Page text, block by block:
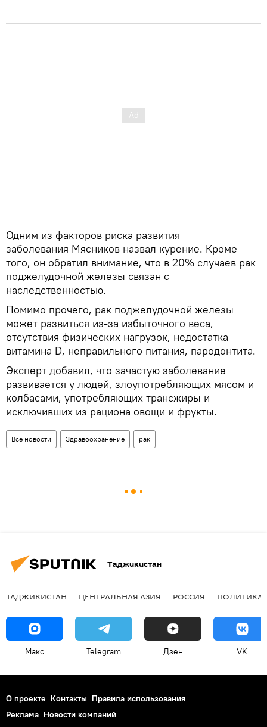
Одним из факторов риска развития
заболевания Мясников назвал курение. Кроме
того, он обратил внимание, что в 20% случаев рак
поджелудочной железы связан с
наследственностью.
Помимо прочего, рак поджелудочной железы
может развиться из-за избыточного веса,
отсутствия физических нагрузок, недостатка
витамина D, неправильного питания, пародонтита.
Эксперт добавил, что зачастую заболевание
развивается у людей, злоупотребляющих мясом и
колбасами, употребляющих трансжиры и
исключивших из рациона овощи и фрукты.
Все новости Здравоохранение рак
Таджикистан
ТАДЖИКИСТАН ЦЕНТРАЛЬНАЯ АЗИЯ РОССИЯ ПОЛИТИКА
Макс Telegram Дзен VK
О проекте Контакты Правила использования
Реклама Новости компаний